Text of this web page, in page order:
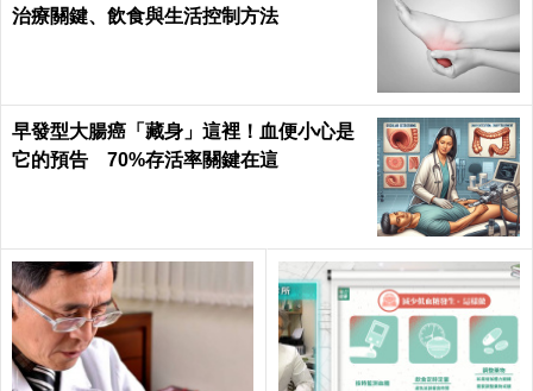
治療關鍵、飲食與生活控制方法
早發型大腸癌「藏身」這裡！血便小心是
它的預告 70%存活率關鍵在這